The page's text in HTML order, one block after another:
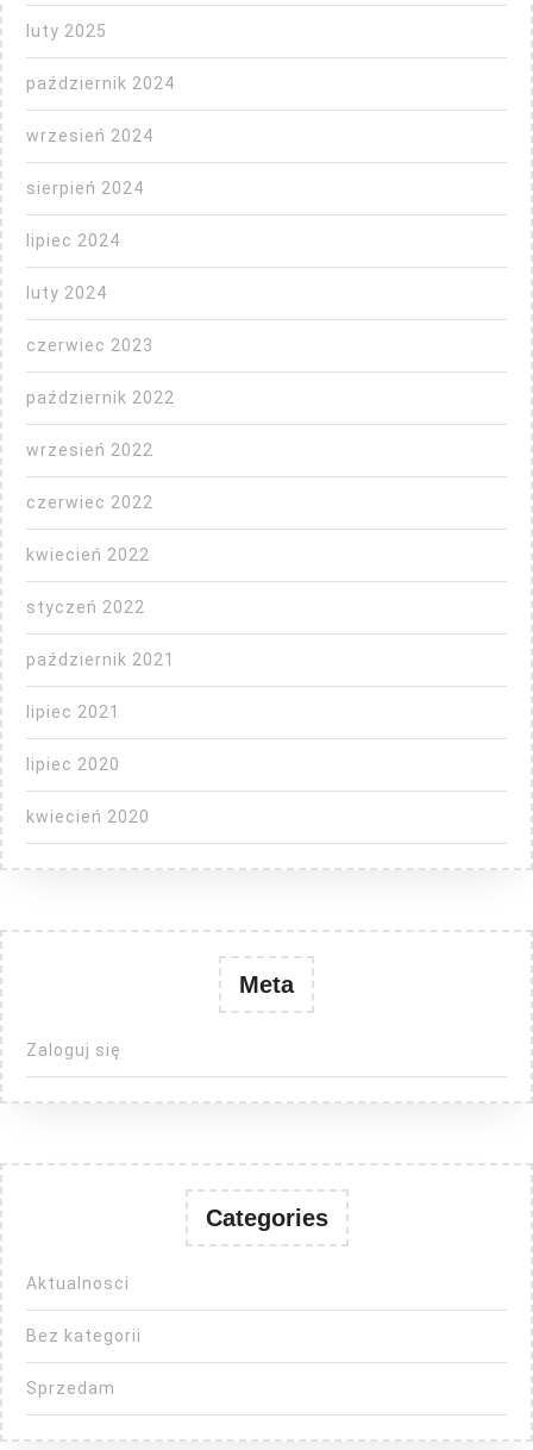
luty 2025
październik 2024
wrzesień 2024
sierpień 2024
lipiec 2024
luty 2024
czerwiec 2023
październik 2022
wrzesień 2022
czerwiec 2022
kwiecień 2022
styczeń 2022
październik 2021
lipiec 2021
lipiec 2020
kwiecień 2020
Meta
Zaloguj się
Categories
Aktualnosci
Bez kategorii
Sprzedam